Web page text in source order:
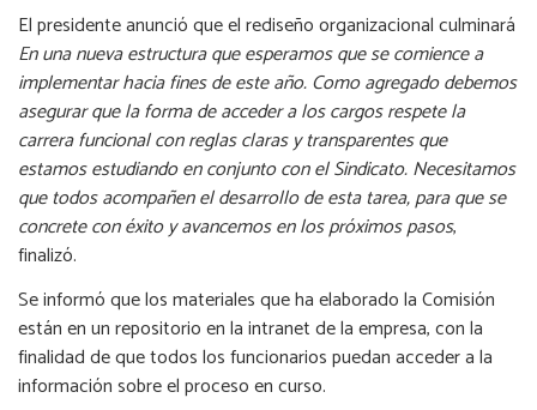
El presidente anunció que el rediseño organizacional culminará
En una nueva estructura que esperamos que se comience a
implementar hacia fines de este año. Como agregado debemos
asegurar que la forma de acceder a los cargos respete la
carrera funcional con reglas claras y transparentes que
estamos estudiando en conjunto con el Sindicato. Necesitamos
que todos acompañen el desarrollo de esta tarea, para que se
concrete con éxito y avancemos en los próximos pasos,
finalizó.
Se informó que los materiales que ha elaborado la Comisión
están en un repositorio en la intranet de la empresa, con la
finalidad de que todos los funcionarios puedan acceder a la
información sobre el proceso en curso.